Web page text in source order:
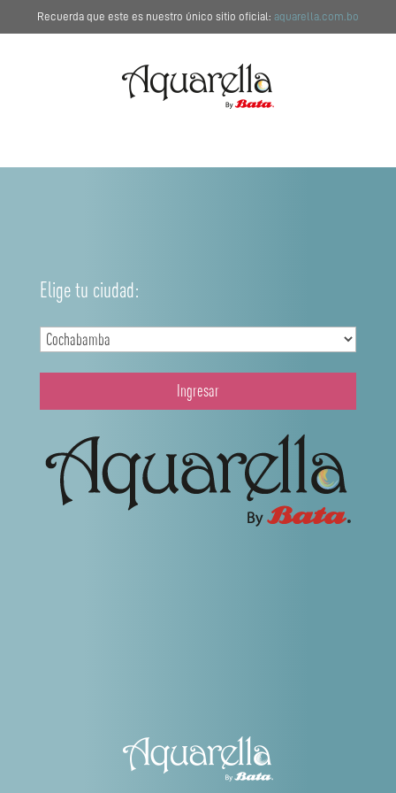
Recuerda que este es nuestro único sitio oficial: aquarella.com.bo
Elige tu ciudad:
Ingresar